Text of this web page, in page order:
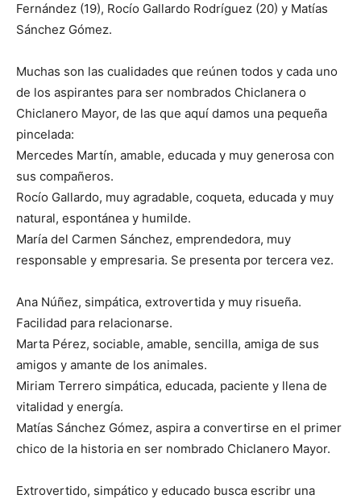
Fernández (19), Rocío Gallardo Rodríguez (20) y Matías
Sánchez Gómez.
Muchas son las cualidades que reúnen todos y cada uno
de los aspirantes para ser nombrados Chiclanera o
Chiclanero Mayor, de las que aquí damos una pequeña
pincelada:
Mercedes Martín, amable, educada y muy generosa con
sus compañeros.
Rocío Gallardo, muy agradable, coqueta, educada y muy
natural, espontánea y humilde.
María del Carmen Sánchez, emprendedora, muy
responsable y empresaria. Se presenta por tercera vez.
Ana Núñez, simpática, extrovertida y muy risueña.
Facilidad para relacionarse.
Marta Pérez, sociable, amable, sencilla, amiga de sus
amigos y amante de los animales.
Miriam Terrero simpática, educada, paciente y llena de
vitalidad y energía.
Matías Sánchez Gómez, aspira a convertirse en el primer
chico de la historia en ser nombrado Chiclanero Mayor.
Extrovertido, simpático y educado busca escribr una